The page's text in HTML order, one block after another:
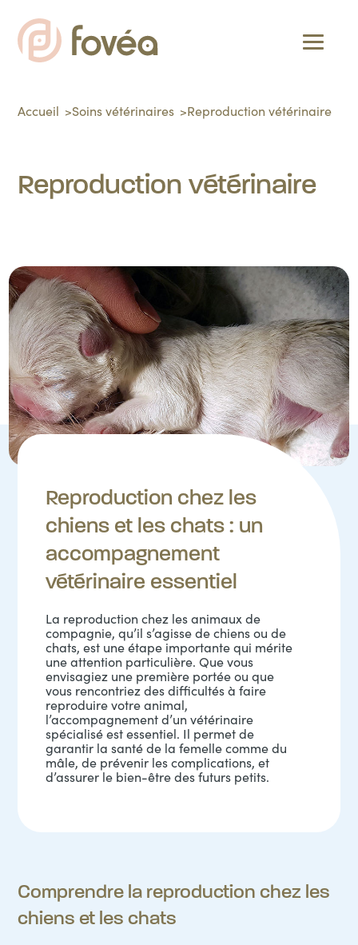
Accueil Soins vétérinaires Reproduction vétérinaire
Reproduction vétérinaire
Reproduction chez les
chiens et les chats : un
accompagnement
vétérinaire essentiel
La reproduction chez les animaux de
compagnie, qu’il s’agisse de chiens ou de
chats, est une étape importante qui mérite
une attention particulière. Que vous
envisagiez une première portée ou que
vous rencontriez des difficultés à faire
reproduire votre animal,
l’accompagnement d’un vétérinaire
spécialisé est essentiel. Il permet de
garantir la santé de la femelle comme du
mâle, de prévenir les complications, et
d’assurer le bien-être des futurs petits.
Comprendre la reproduction chez les
chiens et les chats